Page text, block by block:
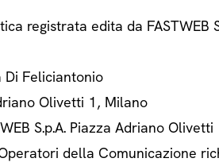
registrata edita da
Di Feliciantonio
Olivetti 1, Milano
S.p.A. Piazza Adriano
della Comunicazione